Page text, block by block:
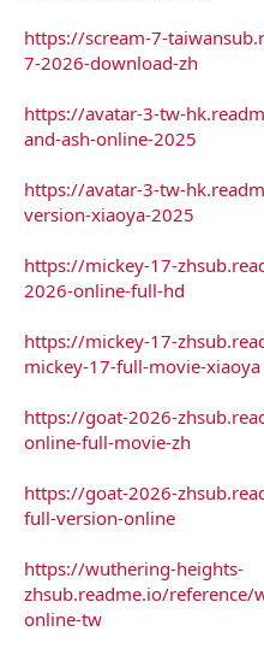
r
https://scream-7-
7-2026-download-zh
https://avatar-3-tw-
and-ash-online-2025
https://avatar-3-tw-
version-xiaoya-2025
https://mickey-17-
2026-online-full-hd
https://mickey-17-
mickey-17-full-movie-xiaoya
https://goat-2026-
online-full-movie-zh
https://goat-2026-
full-version-online
https://wuthering-heights-
zhsub.readme.io/
online-tw